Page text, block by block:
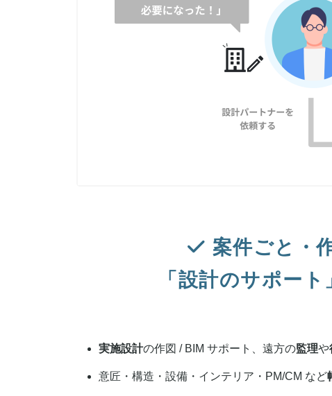
案件ごと・
「設計のサポー
実施設計の作図 / BIM サポート、遠方の監理や
意匠・構造・設備・インテリア・PM/CM など